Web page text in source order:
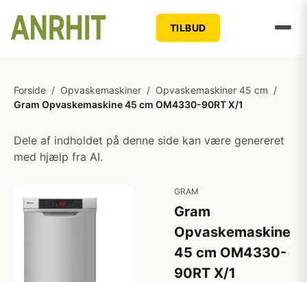
TILBUD
Forside / Opvaskemaskiner / Opvaskemaskiner 45 cm /
Gram Opvaskemaskine 45 cm OM4330-90RT X/1
Dele af indholdet på denne side kan være genereret
med hjælp fra AI.
GRAM
Gram
Opvaskemaskine
45 cm OM4330-
90RT X/1